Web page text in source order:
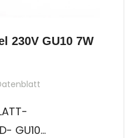
230V GU10 7W
GU10